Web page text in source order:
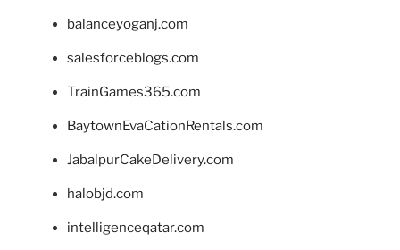
balanceyoganj.com
salesforceblogs.com
TrainGames365.com
BaytownEvaCationRentals.com
JabalpurCakeDelivery.com
halobjd.com
intelligenceqatar.com